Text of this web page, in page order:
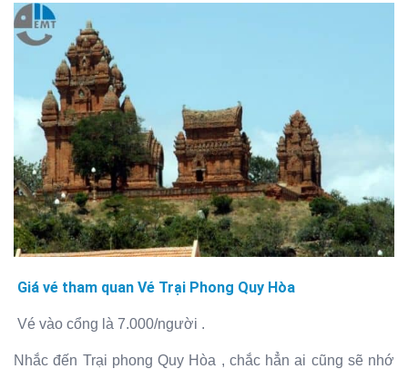
Giá vé tham quan Vé Trại Phong Quy Hòa
Vé vào cổng là 7.000/người .
Nhắc đến Trại phong Quy Hòa , chắc hẳn ai cũng sẽ nhớ